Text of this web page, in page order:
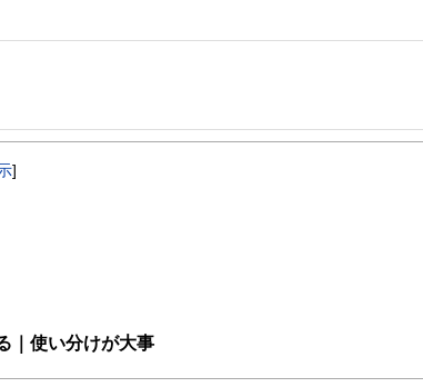
ような影響を与えるかという視点で、お金の知識がない方でも理解
を追求しています。
宅地建物取引士、相続診断士、住宅ローンアドバイザー、DCプラン
コンサルタントなど150名以上の有資格者を執筆者・監修者として迎
ュを目指します。
]
｜使い分けが大事